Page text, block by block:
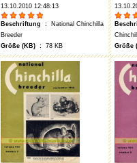
13.10.2010 12:48:13
Beschriftung : National Chinchilla
Breeder
Größe (KB) : 78 KB